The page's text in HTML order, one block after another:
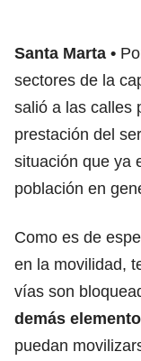
Santa Marta
sectores de la
salió a las calles
prestación del
situación que ya
población en
Como es de
en la movilidad,
vías son
demás
puedan